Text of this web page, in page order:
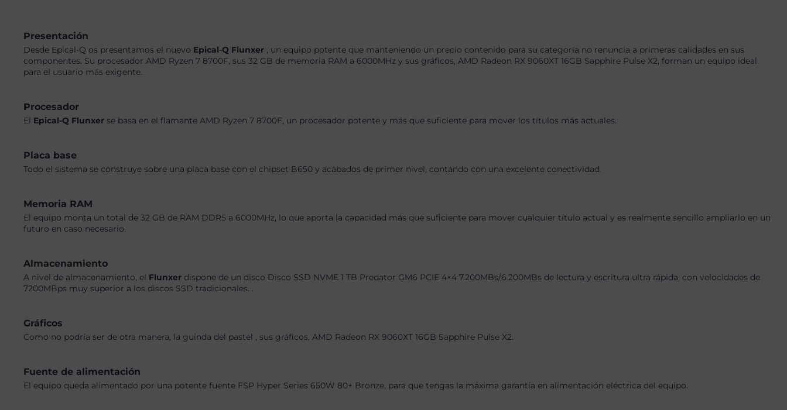
Presentación
Desde Epical-Q os presentamos el nuevo Epical-Q Flunxer , un equipo potente que manteniendo un precio contenido para su categoría no renuncia a primeras calidades en sus
componentes. Su procesador AMD Ryzen 7 8700F, sus 32 GB de memoria RAM a 6000MHz y sus gráficos, AMD Radeon RX 9060XT 16GB Sapphire Pulse X2, forman un equipo ideal
para el usuario más exigente.
Procesador
El Epical-Q Flunxer se basa en el flamante AMD Ryzen 7 8700F, un procesador potente y más que suficiente para mover los títulos más actuales.
Placa base
Todo el sistema se construye sobre una placa base con el chipset B650 y acabados de primer nivel, contando con una excelente conectividad.
Memoria RAM
El equipo monta un total de 32 GB de RAM DDR5 a 6000MHz, lo que aporta la capacidad más que suficiente para mover cualquier título actual y es realmente sencillo ampliarlo en un
futuro en caso necesario.
Almacenamiento
A nivel de almacenamiento, el Flunxer dispone de un disco Disco SSD NVME 1 TB Predator GM6 PCIE 4×4 7.200MBs/6.200MBs de lectura y escritura ultra rápida, con velocidades de
7200MBps muy superior a los discos SSD tradicionales. .
Gráficos
Como no podría ser de otra manera, la guinda del pastel , sus gráficos, AMD Radeon RX 9060XT 16GB Sapphire Pulse X2.
Fuente de alimentación
El equipo queda alimentado por una potente fuente FSP Hyper Series 650W 80+ Bronze, para que tengas la máxima garantía en alimentación eléctrica del equipo.